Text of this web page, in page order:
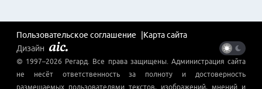
Пользовательское соглашение
Карта сайта
Дизайн
© 1997–2026 Регард . Все права защищены. Администрация сайта
не несёт ответственность за полноту и достоверность
размещаемых пользователями текстов, изображений, мнений и